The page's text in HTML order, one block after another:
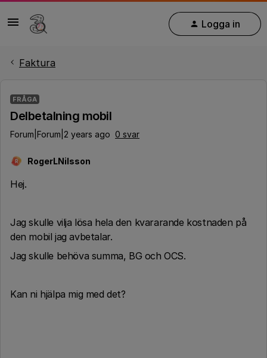
Logga in
Faktura
FRÅGA
Delbetalning mobil
Forum|Forum|2 years ago 0 svar
R RogerLNilsson
Hej.
Jag skulle vilja lösa hela den kvararande kostnaden på
den mobil jag avbetalar.
Jag skulle behöva summa, BG och OCS.
Kan ni hjälpa mig med det?